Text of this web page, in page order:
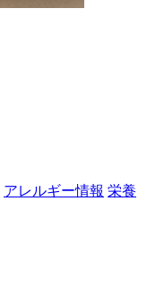
アレルギー情報 栄養